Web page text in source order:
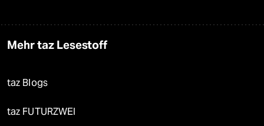
Mehr taz Lesestoff
taz Blogs
taz FUTURZWEI